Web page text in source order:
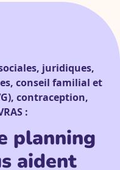
juridiques,
conseil familial et
contraception,
:
planning
aident